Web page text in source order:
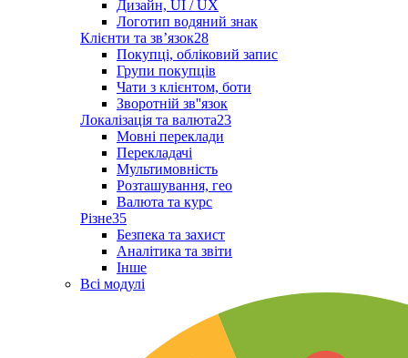
Дизайн, UI / UX
Логотип водяний знак
Клієнти та звʼязок28
Покупці, обліковий запис
Групи покупців
Чати з клієнтом, боти
Зворотній зв''язок
Локалізація та валюта23
Мовні переклади
Перекладачі
Мультимовність
Розташування, гео
Валюта та курс
Різне35
Безпека та захист
Аналітика та звіти
Інше
Всі модулі